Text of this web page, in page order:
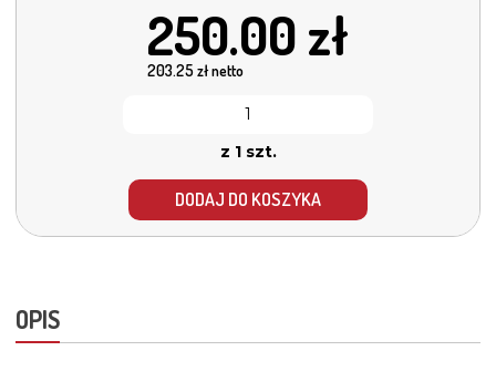
250.00 zł
203.25zł netto
z 1 szt.
DODAJ DO KOSZYKA
OPIS